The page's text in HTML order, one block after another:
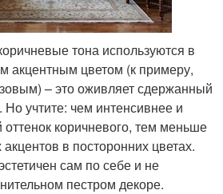
тона используются в
акцентным цветом (к примеру,
– это оживляет сдержанный
Но учтите: чем интенсивнее и
коричневого, тем меньше
в посторонних цветах.
сам по себе и не
пестром декоре.